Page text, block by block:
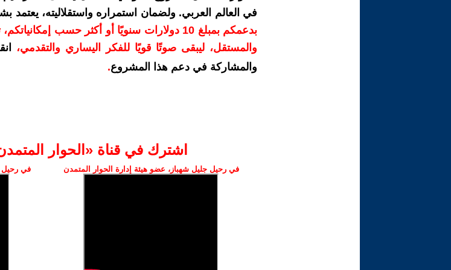
في العالم العربي. ولضمان استمراره واستقلاليته،
بدعمكم بمبلغ 10 دولارات سنويًا أو أكثر حسب
والمستقل، ليبقى صوتًا قويًا للفكر اليساري والتقدمي،
والمشاركة في دعم هذا المشروع.
اشترك في قناة ‫«الحوار
في رحيل جليل شهباز، عضو هيئة إدارة الحوار المتمدن في رحيل